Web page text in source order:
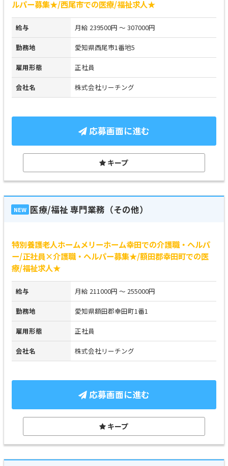
ルパー募集★/西尾市での医療/福祉求人★
給与 月給 239500円 ～ 307000円
勤務地 愛知県西尾市1番地5
雇用形態 正社員
会社名 株式会社リーチング
応募画面に進む
キープ
NEW 医療/福祉 専門業務（その他）
特別養護老人ホームメリーホーム幸田での介護職・ヘルパ
ー/正社員×介護職・ヘルパー募集★/額田郡幸田町での医
療/福祉求人★
給与 月給 211000円 ～ 255000円
勤務地 愛知県額田郡幸田町1番1
雇用形態 正社員
会社名 株式会社リーチング
応募画面に進む
キープ